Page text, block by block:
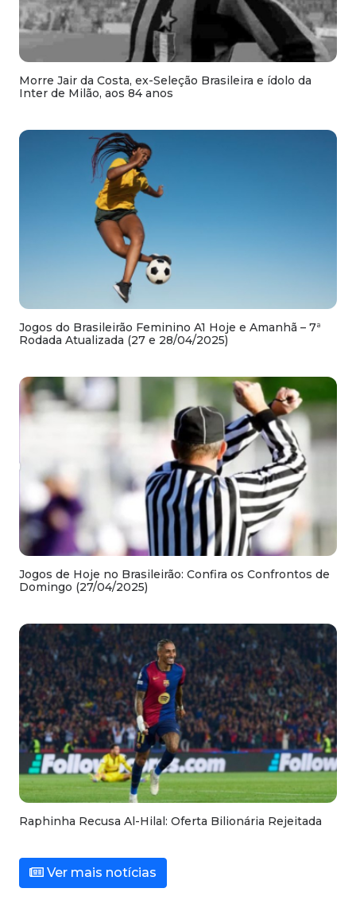
Morre Jair da Costa, ex-Seleção Brasileira e ídolo da
Inter de Milão, aos 84 anos
Jogos do Brasileirão Feminino A1 Hoje e Amanhã – 7ª
Rodada Atualizada (27 e 28/04/2025)
Jogos de Hoje no Brasileirão: Confira os Confrontos de
Domingo (27/04/2025)
Raphinha Recusa Al-Hilal: Oferta Bilionária Rejeitada
Ver mais notícias